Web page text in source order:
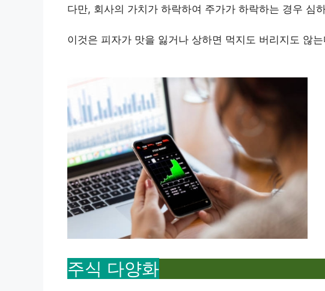
다만, 회사의 가치가 하락하여 주가가 하락하는 경우 심
이것은 피자가 맛을 잃거나 상하면 먹지도 버리지도 않
주식 다양화